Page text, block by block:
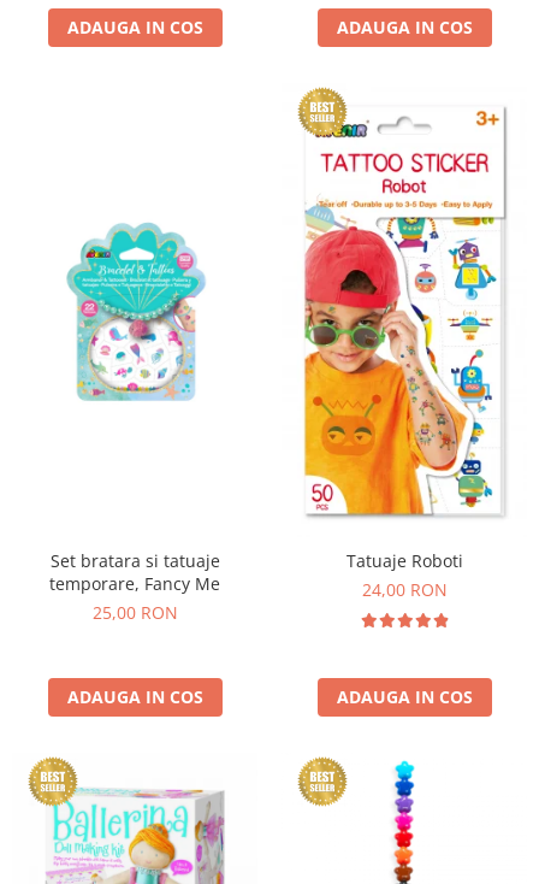
ADAUGA IN COS ADAUGA IN COS
Set bratara si tatuaje
temporare, Fancy Me
25,00 RON
ADAUGA IN COS
Tatuaje Roboti
24,00 RON
ADAUGA IN COS